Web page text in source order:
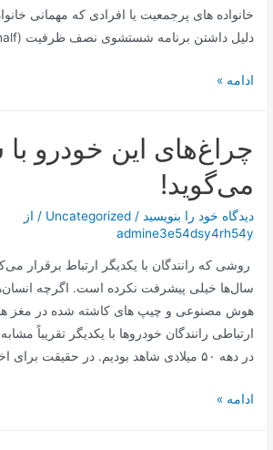
فروت
خانواده‌ های پرجمعیت یا افرادی که مهمانی
دلیل داشتن برنامه شستشوی نصف ظرفیت (half …
ماشین
پلاس
نفره
مدل
GDW-
N4663
ادامه »
چراغ‌های این خودرو
می‌گوید!
دیدگاه‌ خود را بنویسید /
Uncategorized / از
admine3e54dsy4rh54y
روشی که رانندگان با یکدیگر ارتباط برقرار
سال‌ها خیلی پیشرفت نکرده است. اگرچه
هوش مصنوعی و چیپ های کاشته شده در مغز
ارتباطی رانندگان خودروها با یکدیگر تقریباً
در دهه ۵۰ میلادی شاهد بودیم. در حقیقت برای اخطار …
چراغ‌های
ادامه »